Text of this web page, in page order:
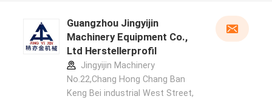
Guangzhou Jingyijin
Machinery Equipment Co.,
Ltd Herstellerprofil
Jingyijin Machinery
No.22,Chang Hong Chang Ban
Keng Bei industrial West Street,